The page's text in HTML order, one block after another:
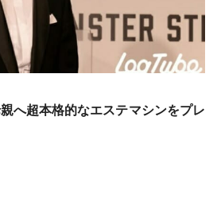
へ超本格的なエステマシンをプレ